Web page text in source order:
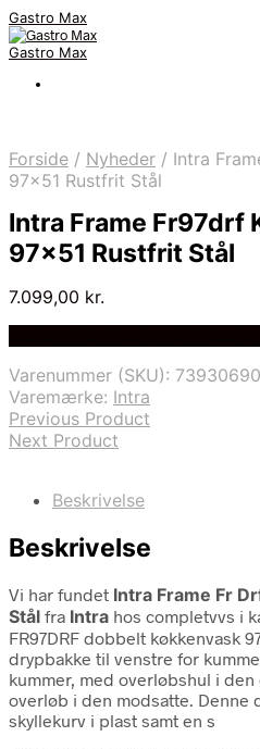
Gastro Max
Gastro Max
Forside / Nyheder / Intra
97×51 Rustfrit Stål
Intra Frame Fr97drf
97×51 Rustfrit Stål
7.099,00 kr.
Varenummer (SKU):
Varemærke: Intra
Previous Product
Next Product
Beskrivelse
Beskrivelse
Vi har fundet Intra Frame Fr
Stål fra Intra hos completvvs i
FR97DRF dobbelt køkkenvask
drypbakke til venstre for
kummer, med overløbshul i
overløb i den modsatte. Denne
skyllekurv i plast samt en s